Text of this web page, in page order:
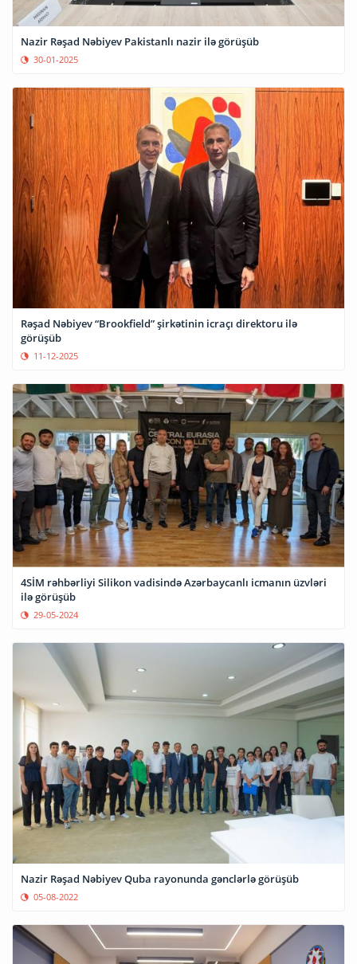
Nazir Rəşad Nəbiyev Pakistanlı nazir ilə görüşüb
30-01-2025
Rəşad Nəbiyev “Brookfield” şirkətinin icraçı direktoru ilə
görüşüb
11-12-2025
4SİM rəhbərliyi Silikon vadisində Azərbaycanlı icmanın üzvləri
ilə görüşüb
29-05-2024
Nazir Rəşad Nəbiyev Quba rayonunda gənclərlə görüşüb
05-08-2022